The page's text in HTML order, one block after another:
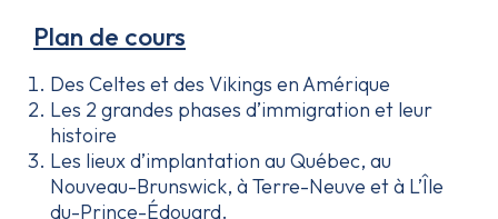
Plan de cours
Des Celtes et des Vikings en Amérique
Les 2 grandes phases d’immigration et leur
histoire
Les lieux d’implantation au Québec, au
Nouveau-Brunswick, à Terre-Neuve et à L’Île
du-Prince-Édouard.